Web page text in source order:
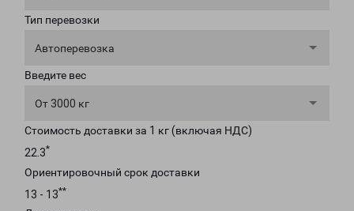
Тип перевозки
Автоперевозка
Введите вес
От 3000 кг
Стоимость доставки за 1 кг (включая НДС)
22.3*
Ориентировочный срок доставки
13 - 13**